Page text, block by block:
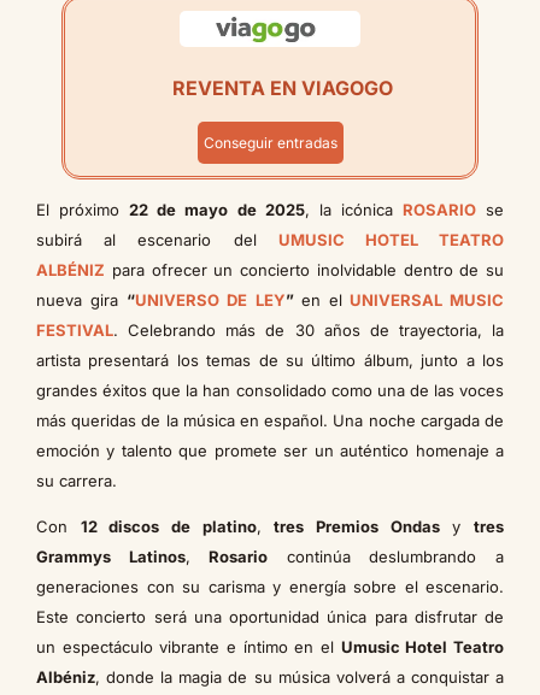
REVENTA EN VIAGOGO
Conseguir entradas
El próximo22 de mayo de 2025, la icónica ROSARIOse
subirá al escenario del UMUSIC HOTEL TEATRO
ALBÉNIZ para ofrecer un concierto inolvidable dentro de su
nueva gira “UNIVERSO DE LEY” en el UNIVERSAL MUSIC
FESTIVAL. Celebrando más de 30 años de trayectoria, la
artista presentará los temas de su último álbum, junto a los
grandes éxitos que la han consolidado como una de las voces
más queridas de la música en español. Una noche cargada de
emoción y talento que promete ser un auténtico homenaje a
su carrera.
Con 12 discos de platino,tres Premios Ondasytres
Grammys Latinos,Rosario continúa deslumbrando a
generaciones con su carisma y energía sobre el escenario.
Este concierto será una oportunidad única para disfrutar de
un espectáculo vibrante e íntimo en el Umusic Hotel Teatro
Albéniz, donde la magia de su música volverá a conquistar a